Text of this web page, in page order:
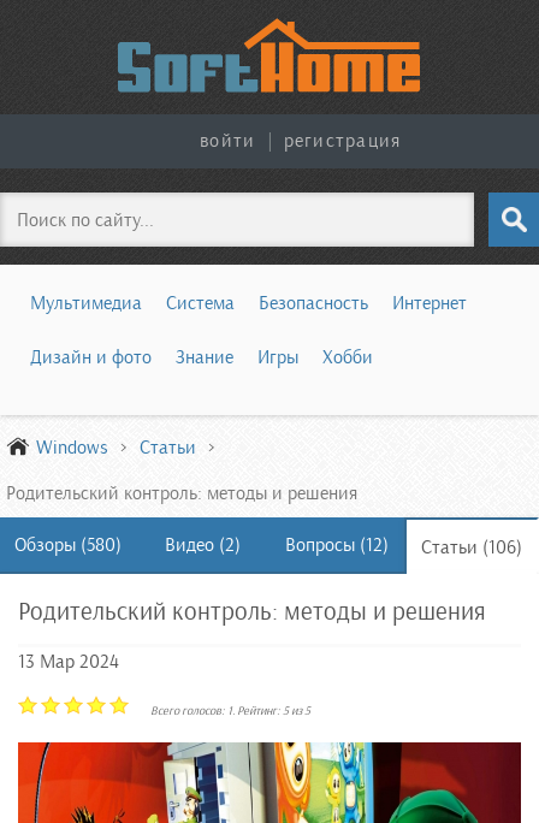
войти регистрация
Поиск
Мультимедиа Система Безопасность Интернет
Дизайн и фото Знание Игры Хобби
Windows
Статьи
Родительский контроль: методы и решения
Обзоры (580) Видео (2) Вопросы (12) Статьи (106)
Родительский контроль: методы и решения
13 Мар 2024
Всего голосов: 1. Рейтинг:5из5